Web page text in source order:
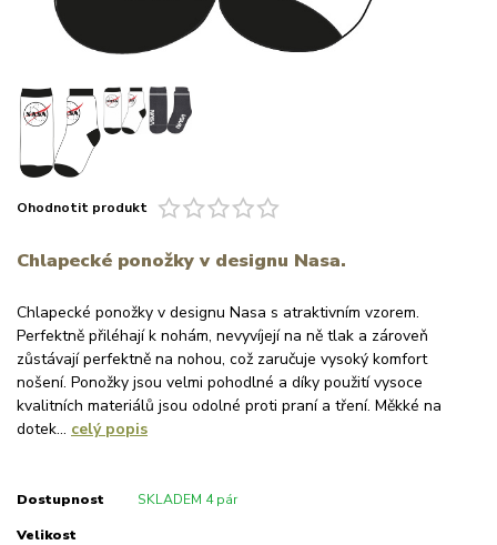
Ohodnotit produkt
Chlapecké ponožky v designu Nasa.
Chlapecké ponožky v designu Nasa s atraktivním vzorem.
Perfektně přiléhají k nohám, nevyvíjejí na ně tlak a zároveň
zůstávají perfektně na nohou, což zaručuje vysoký komfort
nošení. Ponožky jsou velmi pohodlné a díky použití vysoce
kvalitních materiálů jsou odolné proti praní a tření. Měkké na
dotek... celý popis
Dostupnost SKLADEM 4 pár
Velikost